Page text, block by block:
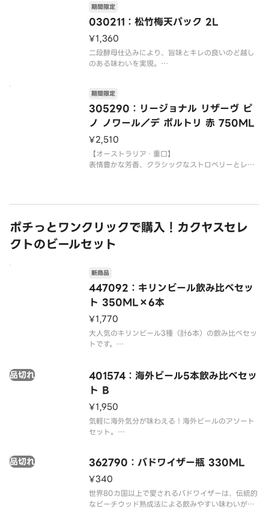
※商品画像とお届け商品のパッケージが異なる場合
がございます。予めご了承ください。※包装やラッ
ピングは承っておりません。※冷やしの指定は承れ
ま
030211：松竹梅天パック 2L
期間限定
¥1,360
二段酵母仕込みにより、旨味とキレの良いのど越し
のある味わいを実現。
※商品画像とお届け商品のパッケージが異なる場合
がございます。予めご了承ください。
※包装やラッピングは承っておりません。
※冷やしの指定は
305290：リージョナル リザーヴ ピ
ノ ノワール／デ ボルトリ 赤 750ML
期間限定
¥2,510
【オーストラリア・重口】
表情豊かな芳香、クラシックなストロベリーとレッ
ポチっとワンクリックで購入！カクヤスセレ
クトのビールセット
447092：キリンビール飲み比べセッ
ト 350ML×6本
新商品
¥1,770
大人気のキリンビール3種（計6本）の飲み比べセッ
トです。
【セット内容】
■キリン 一番搾り 缶 × 2本
（一番麦汁だけを贅沢に使った、雑味のない上品で
芯のある王道の旨さ！）
401574：海外ビール5本飲み比べセッ
ト B
品切れ
¥1,950
気軽に海外気分が味わえる！海外ビールのアソート
セット。
【セット内容】
（1）コロナ・エキストラ330ml瓶
（2）バドワイザー355ml瓶
（3）ハイネケンロングネック330ml瓶
（4）カールスバー
362790：バドワイザー瓶 330ML
品切れ
¥340
世界80カ国以上で愛されるバドワイザーは、伝統的
なビーチウッド熟成法による飲みやすい味わいが特